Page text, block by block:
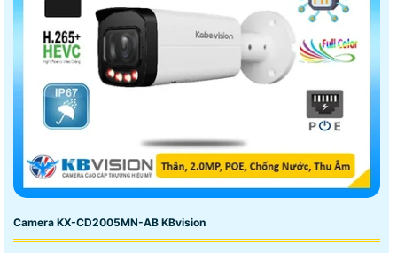
Camera KX-CD2005MN-AB KBvision